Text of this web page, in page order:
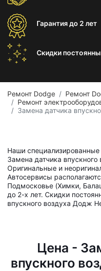
Гарантиядо 2 лет
Скидки
Ремонт Dodge
Ремонт
Ремонт
Замена датчика
Наши
Замена датчика впускного
Оригинальные и
Автосервисы
Подмосковье (Химки,
до 2-х лет. Скидки
впускного воздуха Додж
Цена -
впускного